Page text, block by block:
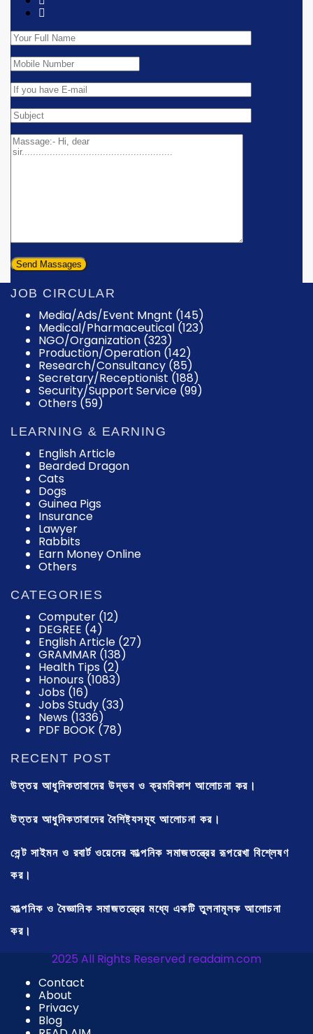
JOB CIRCULAR
Media/Ads/Event Mngnt (145)
Medical/Pharmaceutical (123)
NGO/Organization (323)
Production/Operation (142)
Research/Consultancy (85)
Secretary/Receptionist (188)
Security/Support Service (99)
Others (59)
LEARNING & EARNING
English Article
Bearded Dragon
Cats
Dogs
Guinea Pigs
Insurance
Lawyer
Rabbits
Earn Money Online
Others
CATEGORIES
Computer (12)
DEGREE (4)
English Article (27)
GRAMMAR (138)
Health Tips (2)
Honours (1083)
Jobs (16)
Jobs Study (33)
News (1336)
PDF BOOK (78)
RECENT POST
উত্তর আধুনিকতাবাদের উদ্ভব ও ক্রমবিকাশ আলোচনা কর।
উত্তর আধুনিকতাবাদের বৈশিষ্ট্যসমূহ আলোচনা কর।
সেন্ট সাইমন ও রবার্ট ওয়েনের কাল্পনিক সমাজতন্ত্রের রূপরেখা বিশ্লেষণ
কর।
কাল্পনিক ও বৈজ্ঞানিক সমাজতন্ত্রের মধ্যে একটি তুলনামূলক আলোচনা
কর।
2025 All Rights Reserved readaim.com
Contact
About
Privacy
Blog